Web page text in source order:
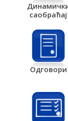
саобраћај
Одговори